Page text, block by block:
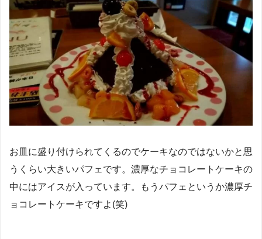
お皿に盛り付けられてくるのでケーキなのではないかと思
うくらい大きいパフェです。濃厚なチョコレートケーキの
中にはアイスが入っています。もうパフェというか濃厚チ
ョコレートケーキですよ(笑)